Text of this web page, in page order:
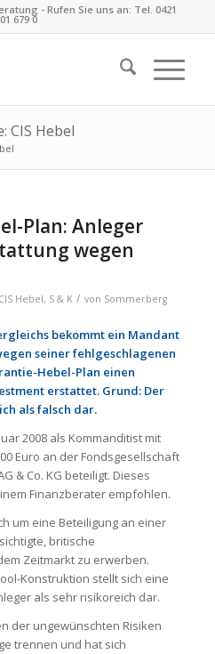
- Rufen Sie uns an: Tel. 0421
679 0
CIS Hebel
Plan: Anleger
wegen
CIS Hebel, S & K / von Sommerberg
bekommt ein Mandant
seiner fehlgeschlagenen
Hebel-Plan einen
erstattet. Grund: Der
als falsch dar.
2008 als Kommanditist mit
Euro an der Fondsgesellschaft
& Co. KG beteiligt. Dieses
Finanzberater empfohlen.
um eine Beteiligung an einer
britische
Zeitmarkt zu erwerben.
Konstruktion stellt sich eine
als sehr risikoreich dar.
der ungewünschten Risiken
trennen und hat sich